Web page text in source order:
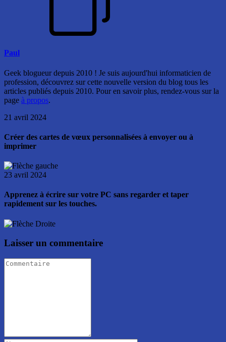
Paul
Geek blogueur depuis 2010 ! Je suis aujourd'hui informaticien de
profession, découvrez sur cette nouvelle version du blog tous les
articles publiés depuis 2010. Pour en savoir plus, rendez-vous sur la
page à propos.
21 avril 2024
Créer des cartes de vœux personnalisées à envoyer ou à
imprimer
23 avril 2024
Apprenez à écrire sur votre PC sans regarder et taper
rapidement sur les touches.
Laisser un commentaire